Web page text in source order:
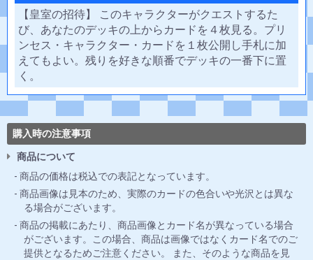
【皇室の招待】 このキャラクターがクエストするた
び、あなたのデッキの上からカードを４枚見る。プリ
ンセス・キャラクター・カードを１枚公開し手札に加
えてもよい。残りを好きな順番でデッキの一番下に置
く。
購入時の注意事項
商品について
商品の価格は税込での表記となっています。
商品画像は見本のため、実際のカードの色合いや光沢とは異な
る場合がございます。
商品の掲載にあたり、商品画像とカード名が異なっている場合
がございます。この場合、商品は画像ではなくカード名でのご
提供となるためご注意ください。 また、そのような商品を見